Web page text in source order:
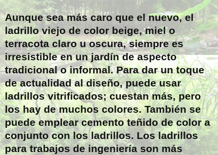
Aunque sea más caro que el nuevo, el
ladrillo viejo de color beige, miel o
terracota claro u oscura, siempre es
irresistible en un jardín de aspecto
tradicional o informal. Para dar un toque
de actualidad al diseño, puede usar
ladrillos vitrificados; cuestan más, pero
los hay de muchos colores. También se
puede emplear cemento teñido de color a
conjunto con los ladrillos. Los ladrillos
para trabajos de ingeniería son más